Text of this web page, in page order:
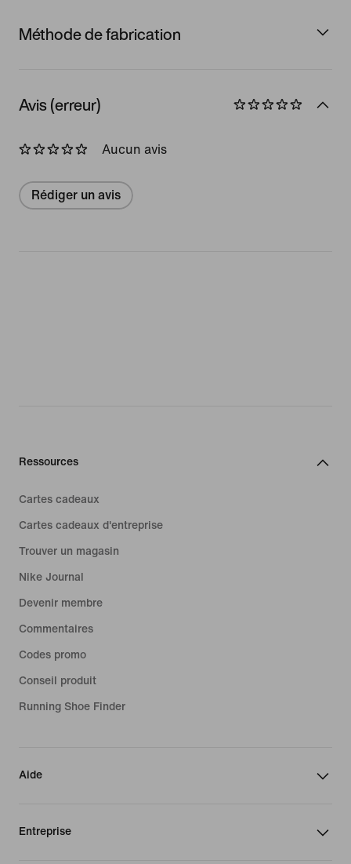
Méthode de fabrication
Avis (erreur)
Aucun avis
Rédiger un avis
Ressources
Cartes cadeaux
Cartes cadeaux d'entreprise
Trouver un magasin
Nike Journal
Devenir membre
Commentaires
Codes promo
Conseil produit
Running Shoe Finder
Aide
Entreprise